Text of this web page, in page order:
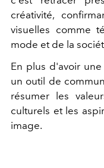
créativité,
visuelles comme
mode et de la
En plus d'avoir
un outil de
résumer les
culturels et les
image.